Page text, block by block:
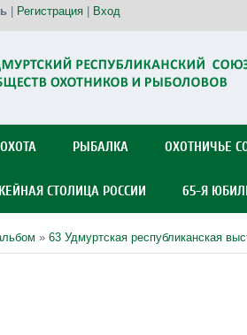
Регистрация Вход
ОХОТА РЫБАЛКА ОХОТНИЧЬЕ
СТОЛИЦА РОССИИ 65-Я
» 63 Удмуртская республиканская